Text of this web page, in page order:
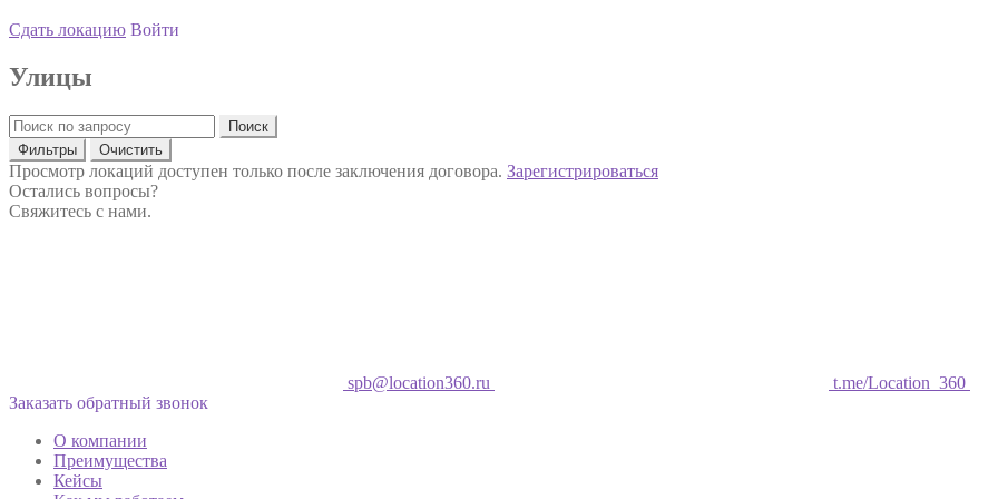
Сдать локацию Войти
Улицы
Поиск
Фильтры
Очистить
Просмотр локаций доступен только после заключения договора. Зарегистрироваться
Остались вопросы?
Свяжитесь с нами.
spb@location360.ru t.me/Location_360
Заказать обратный звонок
О компании
Преимущества
Кейсы